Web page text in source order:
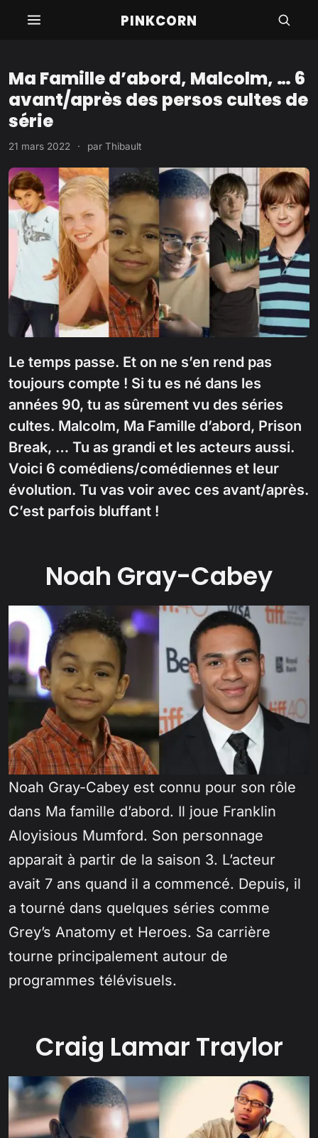
PINKCORN
Ma Famille d’abord, Malcolm, … 6
avant/après des persos cultes de
série
21 mars 2022 · par Thibault
Le temps passe. Et on ne s’en rend pas
toujours compte ! Si tu es né dans les
années 90, tu as sûrement vu des séries
cultes. Malcolm, Ma Famille d’abord, Prison
Break, … Tu as grandi et les acteurs aussi.
Voici 6 comédiens/comédiennes et leur
évolution. Tu vas voir avec ces avant/après.
C’est parfois bluffant !
Noah Gray-Cabey
Noah Gray-Cabey est connu pour son rôle
dans Ma famille d’abord. Il joue Franklin
Aloyisious Mumford. Son personnage
apparait à partir de la saison 3. L’acteur
avait 7 ans quand il a commencé. Depuis, il
a tourné dans quelques séries comme
Grey’s Anatomy et Heroes. Sa carrière
tourne principalement autour de
programmes télévisuels.
Craig Lamar Traylor